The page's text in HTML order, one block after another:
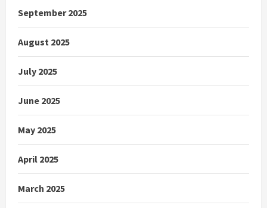
September 2025
August 2025
July 2025
June 2025
May 2025
April 2025
March 2025